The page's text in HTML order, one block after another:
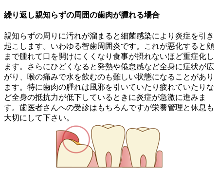
繰り返し親知らずの周囲の歯肉が腫れる場合
親知らずの周りに汚れが溜まると細菌感染により炎症を引き
起こします。いわゆる智歯周囲炎です。これが悪化すると顔
まで腫れて口を開けにくくなり食事が摂れないほど重症化し
ます。さらにひどくなると発熱や倦怠感など全身に症状が広
がり、喉の痛みで水を飲むのも難しい状態になることがあり
ます。特に歯肉の腫れは風邪を引いていたり疲れていたりな
ど全身の抵抗力が低下しているときに炎症が急激に進みま
す。歯医者さんへの受診はもちろんですが栄養管理と休息も
大切にして下さい。